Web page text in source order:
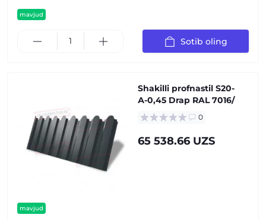
mavjud
Sotib oling
mavjud
Shakilli profnastil S20-
А-0,45 Drap RAL 7016/
0
65 538.66 UZS